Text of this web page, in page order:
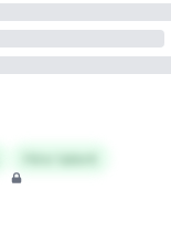
Hire talent